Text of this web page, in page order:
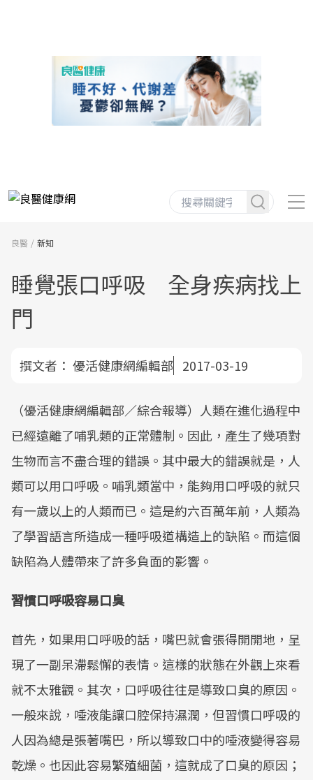
良醫 新知
睡覺張口呼吸 全身疾病找上
門
撰文者： 優活健康網編輯部 2017-03-19
（優活健康網編輯部／綜合報導）人類在進化過程中
已經遠離了哺乳類的正常體制。因此，產生了幾項對
生物而言不盡合理的錯誤。其中最大的錯誤就是，人
類可以用口呼吸。哺乳類當中，能夠用口呼吸的就只
有一歲以上的人類而已。這是約六百萬年前，人類為
了學習語言所造成一種呼吸道構造上的缺陷。而這個
缺陷為人體帶來了許多負面的影響。
習慣口呼吸容易口臭
首先，如果用口呼吸的話，嘴巴就會張得開開地，呈
現了一副呆滯鬆懈的表情。這樣的狀態在外觀上來看
就不太雅觀。其次，口呼吸往往是導致口臭的原因。
一般來說，唾液能讓口腔保持濕潤，但習慣口呼吸的
人因為總是張著嘴巴，所以導致口中的唾液變得容易
乾燥。也因此容易繁殖細菌，這就成了口臭的原因；